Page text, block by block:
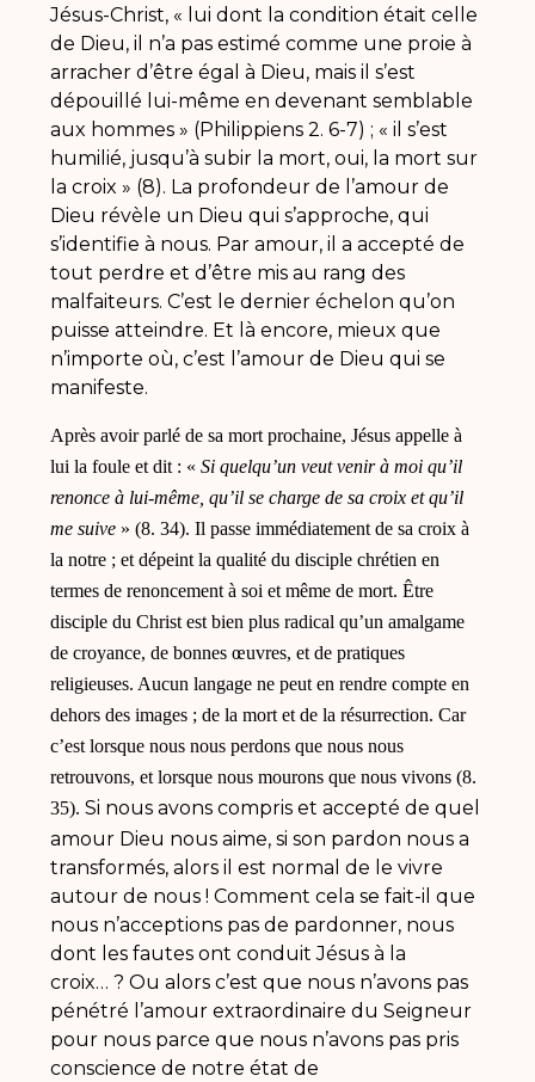
Jésus-Christ, « lui dont la condition était celle
de Dieu, il n’a pas estimé comme une proie à
arracher d’être égal à Dieu, mais il s’est
dépouillé lui-même en devenant semblable
aux hommes » (Philippiens 2. 6-7) ; « il s’est
humilié, jusqu’à subir la mort, oui, la mort sur
la croix » (8). La profondeur de l’amour de
Dieu révèle un Dieu qui s’approche, qui
s’identifie à nous. Par amour, il a accepté de
tout perdre et d’être mis au rang des
malfaiteurs. C’est le dernier échelon qu’on
puisse atteindre. Et là encore, mieux que
n’importe où, c’est l’amour de Dieu qui se
manifeste.
Après avoir parlé de sa mort prochaine, Jésus appelle à
lui la foule et dit : «Si quelqu’un veut venir à moi qu’il
renonce à lui-même, qu’il se charge de sa croix et qu’il
me suive » (8. 34).Il passe immédiatement de sa croix à
la notre ; et dépeint la qualité du disciple chrétien en
termes de renoncement à soi et même de mort.Être
disciple du Christ est bien plus radical qu’un amalgame
de croyance, de bonnes œuvres, et de pratiques
religieuses. Aucun langage ne peut en rendre compte en
dehors des images ; de la mort et de la résurrection. Car
c’est lorsque nous nous perdons que nous nous
retrouvons, et lorsque nous mourons que nous vivons (8.
35).Si nous avons compris et accepté de quel
amour Dieu nous aime, si son pardon nous a
transformés, alors il est normal de le vivre
autour de nous ! Comment cela se fait-il que
nous n’acceptions pas de pardonner, nous
dont les fautes ont conduit Jésus à la
croix… ? Ou alors c’est que nous n’avons pas
pénétré l’amour extraordinaire du Seigneur
pour nous parce que nous n’avons pas pris
conscience de notre état de